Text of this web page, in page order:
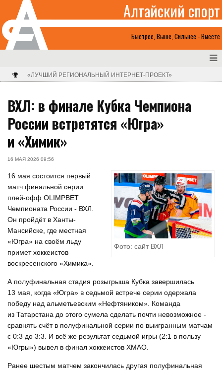
Быстрее, Выше, Сильнее - Вместе
Алтайский спорт
«ЛУЧШИЙ РЕГИОНАЛЬНЫЙ ИНТЕРНЕТ-ПРОЕКТ»
ВХЛ: в финале Кубка Чемпиона
России встретятся «Югра»
и «Химик»
16 МАЯ 2026 09:56
Фото: сайт ВХЛ
16 мая состоится первый
матч финальной серии
плей-офф OLIMPBET
Чемпионата России - ВХЛ.
Он пройдёт в Ханты-
Мансийске, где местная
«Югра» на своём льду
примет хоккеистов
воскресенского «Химика».
А полуфинальная стадия розыгрыша Кубка завершилась
13 мая, когда «Югра» в седьмой встрече серии одержала
победу над альметьевским «Нефтяником». Команда
из Татарстана до этого сумела сделать почти невозможное -
сравнять счёт в полуфинальной серии по выигранным матчам
с 0:3 до 3:3. И всё же результат седьмой игры (2:1 в пользу
«Югры») вывел в финал хоккеистов ХМАО.
Ранее шестым матчем закончилась другая полуфинальная